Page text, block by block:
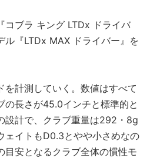
コブラ キング LTDx ドライバ
ル『LTDx MAX ドライバー』を
を計測していく。数値はすべて
の長さが45.0インチと標準的と
設計で、クラブ重量は292・8g
ェイトもD0.3とやや小さめなの
目安となるクラブ全体の慣性モ